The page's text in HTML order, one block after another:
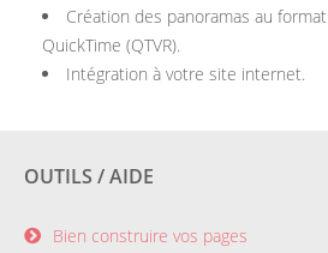
Création des panoramas au format
QuickTime (QTVR).
Intégration à votre site internet.
OUTILS / AIDE
Bien construire vos pages